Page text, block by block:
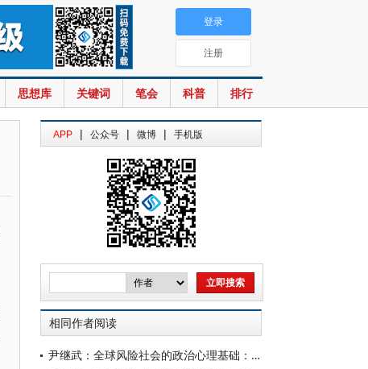
思想库 关键词 笔会 科普 排行
登录
注册
APP | 公众号 | 微博 | 手机版
相同作者阅读
尹继武：全球风险社会的政治心理基础：一项理论性的探索